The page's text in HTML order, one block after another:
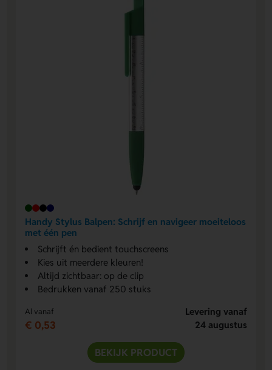
Handy Stylus Balpen: Schrijf en navigeer moeiteloos
met één pen
Schrijft én bedient touchscreens
Kies uit meerdere kleuren!
Altijd zichtbaar: op de clip
Bedrukken vanaf 250 stuks
Al vanaf
€ 0,53
Levering vanaf
24 augustus
BEKIJK PRODUCT